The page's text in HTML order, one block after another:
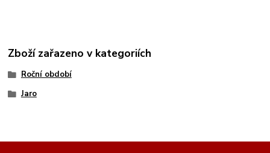
Zboží zařazeno v kategoriích
Roční období
Jaro